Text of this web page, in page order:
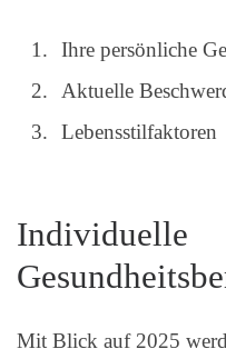
Ihre persönliche
Aktuelle
Lebensstilfaktoren
Individuelle
Mit Blick auf 2025